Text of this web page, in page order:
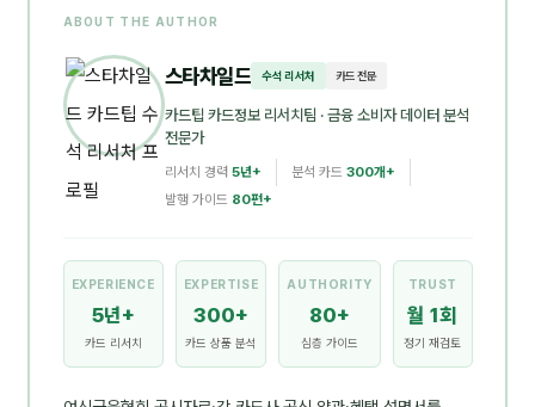
ABOUT THE AUTHOR
스타차일드 수석 리서처 카드 전문
카드팁 카드정보 리서치팀 · 금융 소비자 데이터 분석
전문가
리서치 경력 5년+ 분석 카드 300개+
발행 가이드 80편+
EXPERIENCE
5년+
카드 리서치
EXPERTISE
300+
카드 상품 분석
AUTHORITY
80+
심층 가이드
TRUST
월 1회
정기 재검토